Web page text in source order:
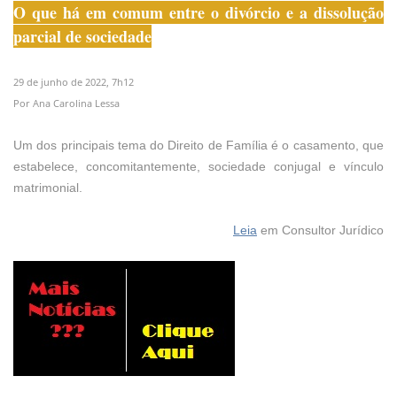
O que há em comum entre o divórcio e a dissolução
parcial de sociedade
29 de junho de 2022, 7h12
Por Ana Carolina Lessa
Um dos principais tema do Direito de Família é o casamento, que
estabelece, concomitantemente, sociedade conjugal e vínculo
matrimonial.
Leia em Consultor Jurídico